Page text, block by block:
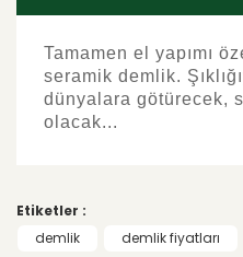
Tamamen el yapımı
seramik demlik.
dünyalara götürecek,
olacak...
kullanarak tarafımıza
Görüş ve önerileriniz
Etiketler :
demlik
demlik fiyatları